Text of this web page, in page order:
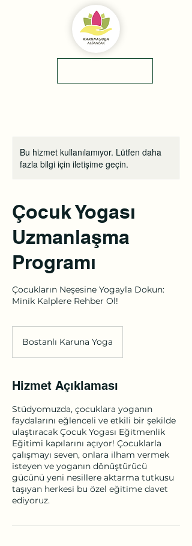
Bu hizmet kullanılamıyor. Lütfen daha
fazla bilgi için iletişime geçin.
Çocuk Yogası
Uzmanlaşma
Programı
Çocukların Neşesine Yogayla Dokun:
Minik Kalplere Rehber Ol!
Bostanlı Karuna Yoga
Hizmet Açıklaması
Stüdyomuzda, çocuklara yoganın
faydalarını eğlenceli ve etkili bir şekilde
ulaştıracak Çocuk Yogası Eğitmenlik
Eğitimi kapılarını açıyor! Çocuklarla
çalışmayı seven, onlara ilham vermek
isteyen ve yoganın dönüştürücü
gücünü yeni nesillere aktarma tutkusu
taşıyan herkesi bu özel eğitime davet
ediyoruz.